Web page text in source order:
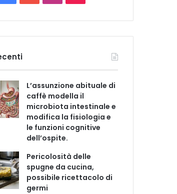
c
e
b
o
o
u
u
b
e
s
a
g
r
a
m
k
o
k
L’assunzione abituale di
caffè modella il
microbiota intestinale e
modifica la fisiologia e
le funzioni cognitive
dell’ospite.
Pericolosità delle
spugne da cucina,
possibile ricettacolo di
germi